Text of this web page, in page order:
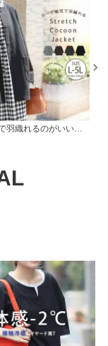
カーデ感覚で羽織れるのがいい！！ ストレッチ素材の コクーン ジャケット | 大きいサイズの通販ならハッピーマリリン